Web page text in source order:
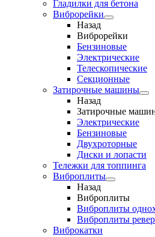
Гладилки для бетона
Виброрейки
Назад
Виброрейки
Бензиновые
Электрические
Телескопические
Секционные
Затирочные машины
Назад
Затирочные
Электрические
Бензиновые
Двухроторные
Диски и лопасти
Тележки для топпинга
Виброплиты
Назад
Виброплиты
Виброплиты
Виброплиты
Виброкатки